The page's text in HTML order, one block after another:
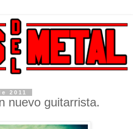
2011
nuevo guitarrista.